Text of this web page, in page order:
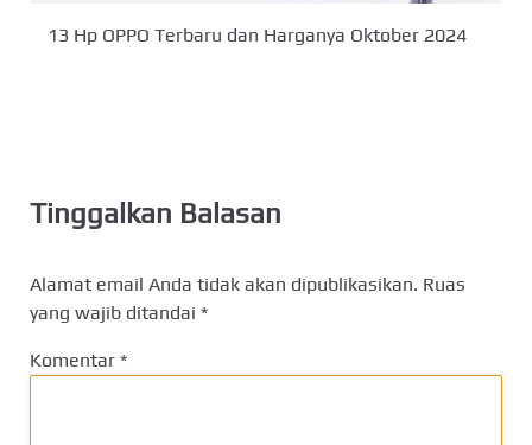
13 Hp OPPO Terbaru dan Harganya Oktober 2024
Tinggalkan Balasan
Alamat email Anda tidak akan dipublikasikan. Ruas
yang wajib ditandai *
Komentar *